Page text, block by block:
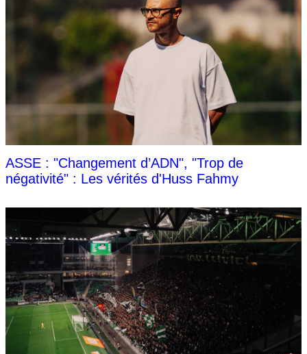
ASSE : "Changement d’ADN", "Trop de
négativité" : Les vérités d'Huss Fahmy